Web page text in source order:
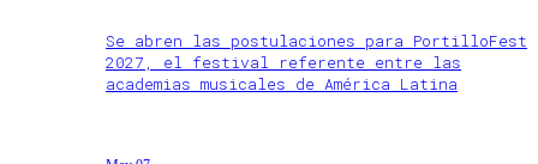
Se abren las postulaciones para PortilloFest
2027, el festival referente entre las
academias musicales de América Latina